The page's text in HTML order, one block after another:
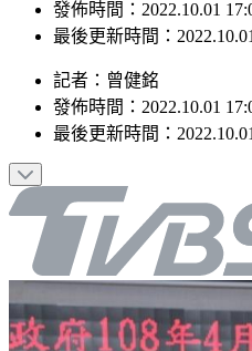
發佈時間：2022.10.01
最後更新時間：
記者 ： 曾健銘
發佈時間： 2022.10.01
最後更新時間：